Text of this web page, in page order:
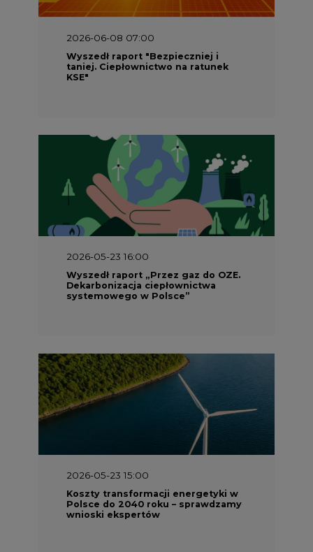
taniej. Ciepłownictwo na ratunek
2026-05-23 16:00
Wyszedł raport „Przez gaz do OZE.
Dekarbonizacja ciepłownictwa
systemowego w Polsce”
Koszty transformacji energetyki w
Polsce do 2040 roku – sprawdzamy
wnioski ekspertów